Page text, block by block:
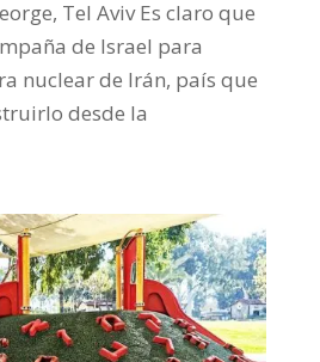
Tel Aviv Es claro que
de Israel para
nuclear de Irán, país que
desde la